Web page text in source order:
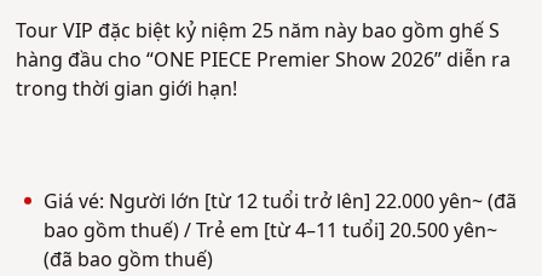
Tour VIP đặc biệt kỷ niệm 25 năm này bao gồm ghế S
hàng đầu cho “ONE PIECE Premier Show 2026” diễn ra
trong thời gian giới hạn!
Giá vé: Người lớn [từ 12 tuổi trở lên] 22.000 yên~ (đã
bao gồm thuế) / Trẻ em [từ 4–11 tuổi] 20.500 yên~
(đã bao gồm thuế)